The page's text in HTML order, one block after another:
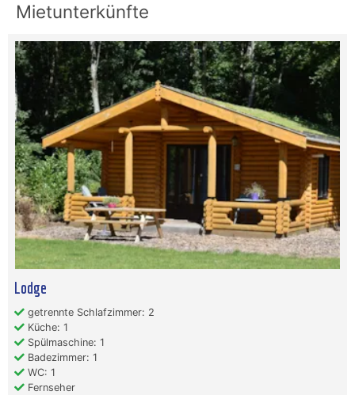
Mietunterkünfte
Lodge
getrennte Schlafzimmer: 2
Küche: 1
Spülmaschine: 1
Badezimmer: 1
WC: 1
Fernseher